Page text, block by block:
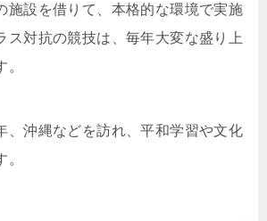
施設を借りて、本格的な環境で実施
ス対抗の競技は、毎年大変な盛り上
、沖縄などを訪れ、平和学習や文化